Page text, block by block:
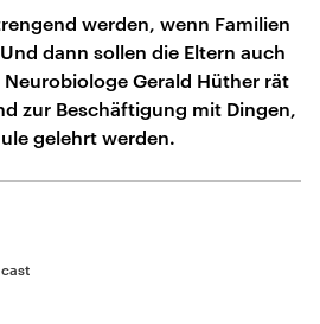
werden, wenn Familien
dann sollen die Eltern auch
Neurobiologe Gerald Hüther rät
zur Beschäftigung mit Dingen,
gelehrt werden.